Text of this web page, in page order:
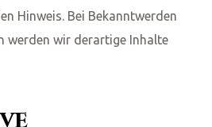
Hinweis. Bei Bekanntwerden
werden wir derartige Inhalte